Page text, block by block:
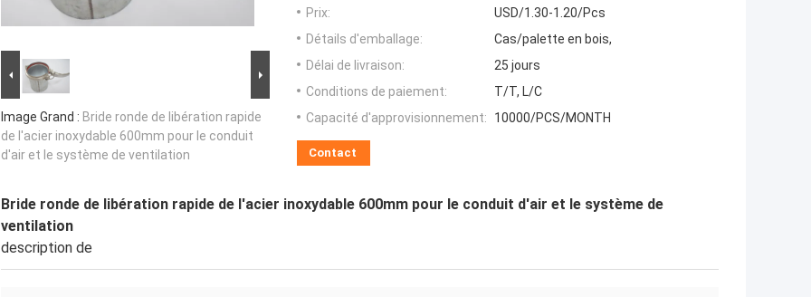
Image Grand : Bride ronde de libération rapide
de l'acier inoxydable 600mm pour le conduit
d'air et le système de ventilation
Prix:
USD/1.30-1.20/Pcs
Détails d'emballage:
Cas/palette en bois,
Délai de livraison:
25 jours
Conditions de paiement:
T/T, L/C
Capacité d'approvisionnement:
10000/PCS/MONTH
Contact
Bride ronde de libération rapide de l'acier inoxydable 600mm pour le conduit d'air et le système de
ventilation
description de